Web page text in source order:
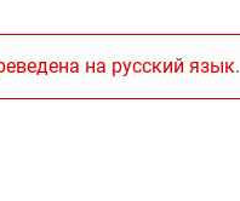
на русский язык.